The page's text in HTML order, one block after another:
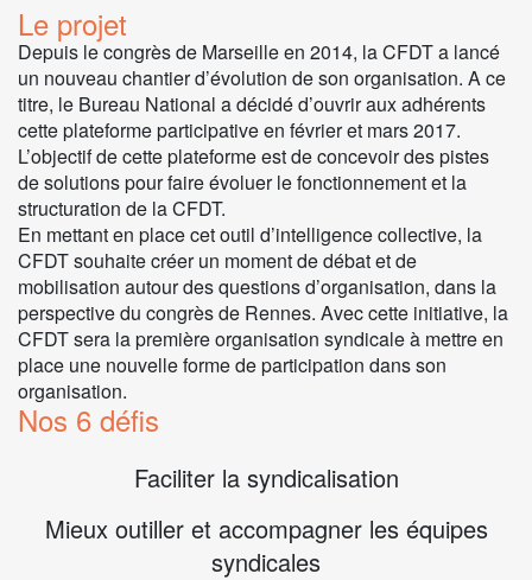
Le projet
Depuis le congrès de Marseille en 2014, la CFDT a lancé
un nouveau chantier d’évolution de son organisation. A ce
titre, le Bureau National a décidé d’ouvrir aux adhérents
cette plateforme participative en février et mars 2017.
L’objectif de cette plateforme est de concevoir des pistes
de solutions pour faire évoluer le fonctionnement et la
structuration de la CFDT.
En mettant en place cet outil d’intelligence collective, la
CFDT souhaite créer un moment de débat et de
mobilisation autour des questions d’organisation, dans la
perspective du congrès de Rennes. Avec cette initiative, la
CFDT sera la première organisation syndicale à mettre en
place une nouvelle forme de participation dans son
organisation.
Nos 6 défis
Faciliter la syndicalisation
Mieux outiller et accompagner les équipes
syndicales